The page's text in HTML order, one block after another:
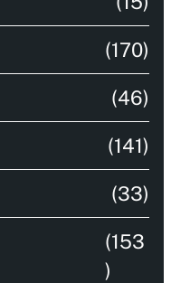
(170)
(46)
(141)
(33)
(153
)